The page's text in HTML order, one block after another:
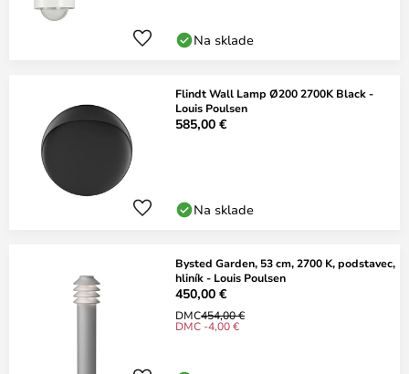
Na sklade
Flindt Wall Lamp Ø200 2700K Black -
Louis Poulsen
585,00 €
Na sklade
Bysted Garden, 53 cm, 2700 K, podstavec,
hliník - Louis Poulsen
450,00 €
DMC454,00 €
DMC -4,00 €